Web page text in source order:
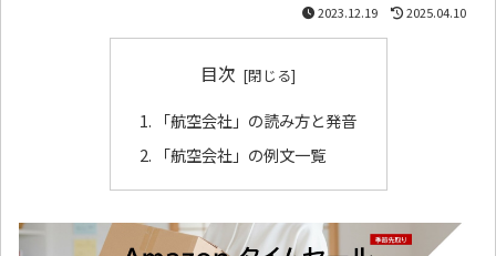
2023.12.19 2025.04.10
目次
「航空会社」の読み方と発音
「航空会社」の例文一覧